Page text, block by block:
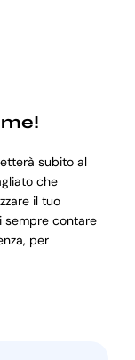
subito al
che
il tuo
sempre contare
per